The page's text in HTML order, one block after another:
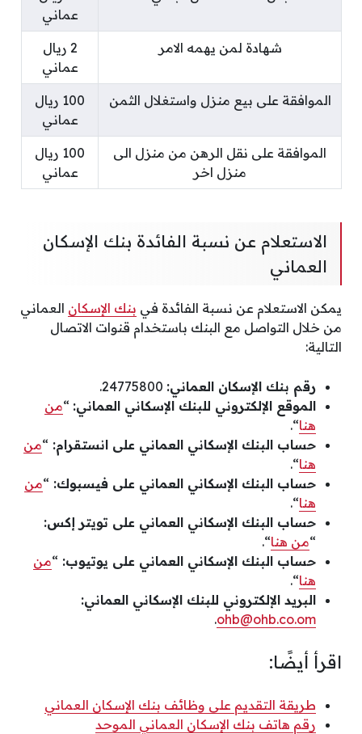
عماني
شهادة لمن يهمه الامر
2 ريال
عماني
الموافقة على بيع منزل واستغلال الثمن
100 ريال
عماني
الموافقة على نقل الرهن من منزل الى
منزل اخر
100 ريال
عماني
الاستعلام عن نسبة الفائدة بنك الإسكان
العماني
يمكن الاستعلام عن نسبة الفائدة في بنك الإسكان العماني
من خلال التواصل مع البنك باستخدام قنوات الاتصال
التالية:
رقم بنك الإسكان العماني:
الموقع الإلكتروني للبنك الإسكاني العماني: “من
هنا“.
حساب البنك الإسكاني العماني على انستقرام: “من
هنا“.
حساب البنك الإسكاني العماني على فيسبوك: “من
هنا“.
حساب البنك الإسكاني العماني على تويتر إكس:
“من هنا“.
حساب البنك الإسكاني العماني على يوتيوب: “من
هنا“.
البريد الإلكتروني للبنك الإسكاني العماني:
ohb@ohb.co.om
.
اقرأ أيضًا:
طريقة التقديم على وظائف بنك الإسكان العماني
رقم هاتف بنك الإسكان العماني الموحد